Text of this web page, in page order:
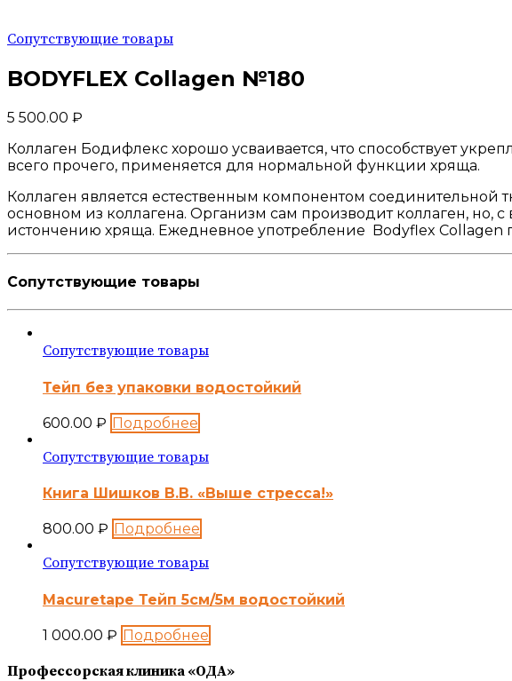
Сопутствующие товары
BODYFLEX Collagen №180
5 500.00 ₽
Коллаген Бодифлекс хорошо усваивается, что способствует
всего прочего, применяется для нормальной функции хряща.
Коллаген является естественным компонентом соединительной
основном из коллагена. Организм сам производит коллаген, но,
истончению хряща. Ежедневное употребление Bodyflex Collagen
Сопутствующие товары
Сопутствующие товары
Тейп без упаковки водостойкий
600.00 ₽ Подробнее
Сопутствующие товары
Книга Шишков В.В. «Выше стресса!»
800.00 ₽ Подробнее
Сопутствующие товары
Macuretape Тейп 5см/5м водостойкий
1 000.00 ₽ Подробнее
Профессорская клиника «ОДА»